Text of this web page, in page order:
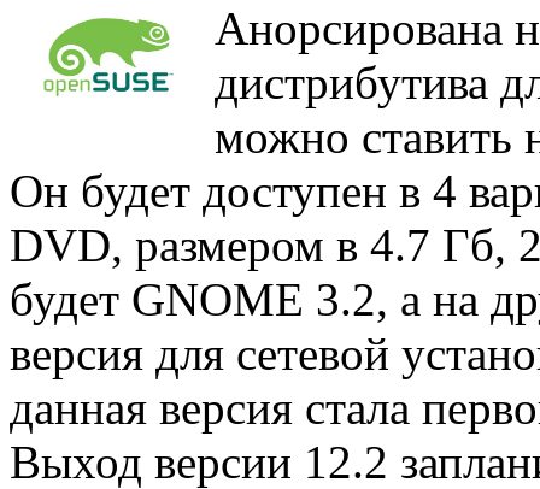
Анорсирована
дистрибутива
можно ставить
Он будет доступен в 4
DVD, размером в 4.7 Гб,
будет GNOME 3.2, а на
версия для сетевой
данная версия стала
Выход версии 12.2